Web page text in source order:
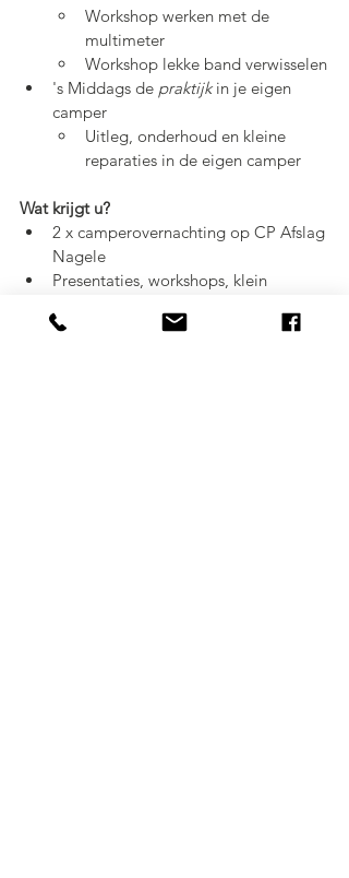
Workshop werken met de
multimeter
Workshop lekke band verwisselen
's Middags de praktijk in je eigen
camper
Uitleg, onderhoud en kleine
reparaties in de eigen camper
Wat krijgt u?
2 x camperovernachting op CP Afslag
Nagele
Presentaties, workshops, klein
Amerikaanse BBQ